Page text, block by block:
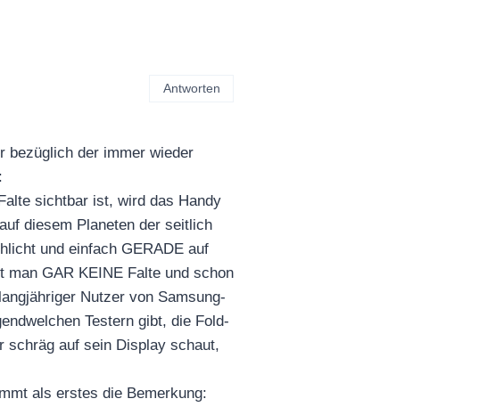
bezüglich der immer wieder
sichtbar ist, wird das Handy
diesem Planeten der seitlich
und einfach GERADE auf
GAR KEINE Falte und schon
Nutzer von Samsung-
Testern gibt, die Fold-
schräg auf sein Display schaut,
als erstes die Bemerkung:
Antworten